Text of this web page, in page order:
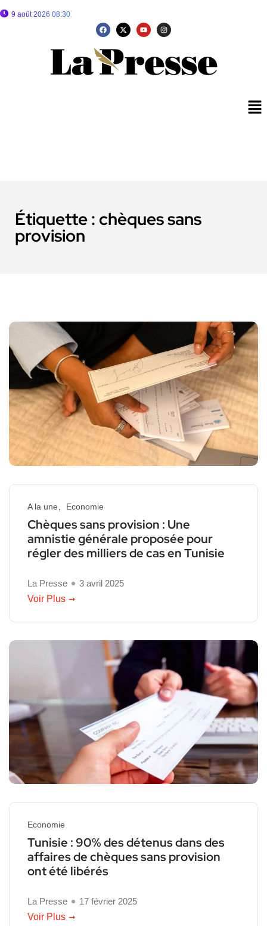
9 août 2026 08:30
Étiquette : chèques sans
provision
A la une Economie
Chèques sans provision : Une
amnistie générale proposée pour
régler des milliers de cas en Tunisie
La Presse
3 avril 2025
Voir Plus
Economie
Tunisie : 90% des détenus dans des
affaires de chèques sans provision
ont été libérés
La Presse
17 février 2025
Voir Plus